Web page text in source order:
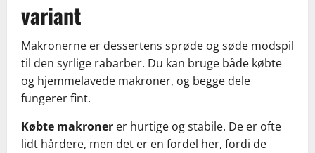
variant
Makronerne er dessertens sprøde og søde modspil
til den syrlige rabarber. Du kan bruge både købte
og hjemmelavede makroner, og begge dele
fungerer fint.
Købte makroner er hurtige og stabile. De er ofte
lidt hårdere, men det er en fordel her, fordi de